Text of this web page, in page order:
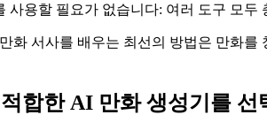
사용할 필요가 없습니다: 여러 도구 모
화 서사를 배우는 최선의 방법은 만화
합한 AI 만화 생성기를 선